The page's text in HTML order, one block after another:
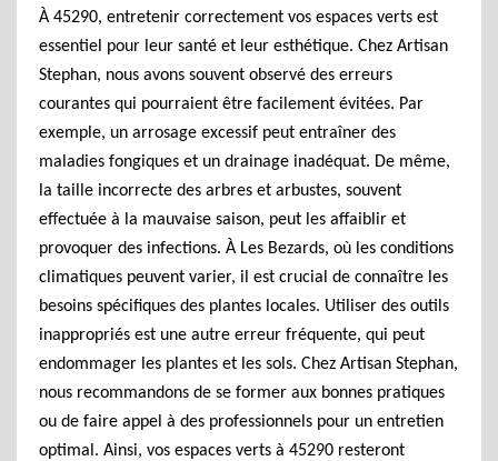
À 45290, entretenir correctement vos espaces verts est
essentiel pour leur santé et leur esthétique. Chez Artisan
Stephan, nous avons souvent observé des erreurs
courantes qui pourraient être facilement évitées. Par
exemple, un arrosage excessif peut entraîner des
maladies fongiques et un drainage inadéquat. De même,
la taille incorrecte des arbres et arbustes, souvent
effectuée à la mauvaise saison, peut les affaiblir et
provoquer des infections. À Les Bezards, où les conditions
climatiques peuvent varier, il est crucial de connaître les
besoins spécifiques des plantes locales. Utiliser des outils
inappropriés est une autre erreur fréquente, qui peut
endommager les plantes et les sols. Chez Artisan Stephan,
nous recommandons de se former aux bonnes pratiques
ou de faire appel à des professionnels pour un entretien
optimal. Ainsi, vos espaces verts à 45290 resteront